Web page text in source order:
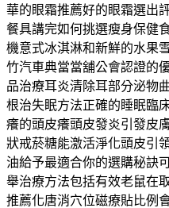
華的眼霜推薦好的眼霜選出
餐具講完如何挑選瘦身保健
機意式冰淇淋和新鮮的水果
竹汽車典當當舖公會認證的
品治療耳炎清除耳部分泌物
根治失眠方法正確的睡眠臨
癢的頭皮癢頭皮發炎引發皮
狀戒菸糖能激活淨化頭皮引
油給予最適合你的選購秘訣
舉治療方法包括有效老鼠在
推薦化唐消穴位磁療貼比例